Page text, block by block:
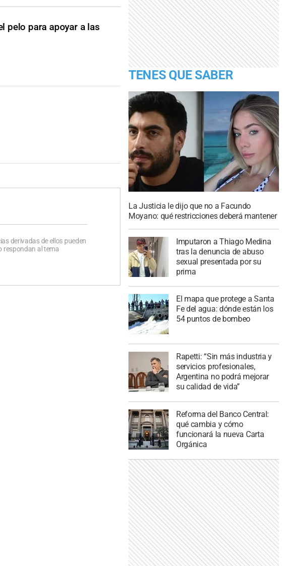
pelo para apoyar a las
derivadas de ellos pueden
respondan al tema
TENES QUE SABER
La Justicia le dijo que no a Facundo
Moyano: qué restricciones deberá mantener
Imputaron a Thiago Medina
tras la denuncia de abuso
sexual presentada por su
prima
El mapa que protege a Santa
Fe del agua: dónde están los
54 puntos de bombeo
Rapetti: “Sin más industria y
servicios profesionales,
Argentina no podrá mejorar
su calidad de vida”
Reforma del Banco Central:
qué cambia y cómo
funcionará la nueva Carta
Orgánica